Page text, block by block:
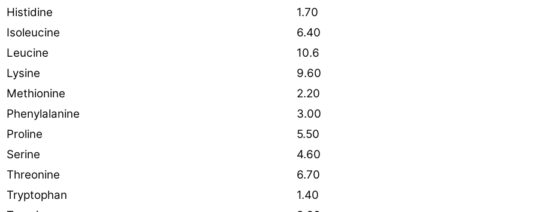
Histidine
1.70
Isoleucine
6.40
Leucine
10.6
Lysine
9.60
Methionine
2.20
Phenylalanine
3.00
Proline
5.50
Serine
4.60
Threonine
6.70
Tryptophan
1.40